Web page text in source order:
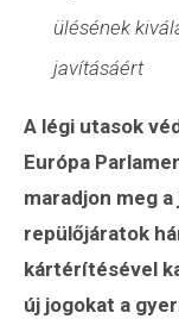
ülésének
javításáért
A légi utasok
Európa
maradjon meg
repülőjáratok
kártérítésével
új jogokat a